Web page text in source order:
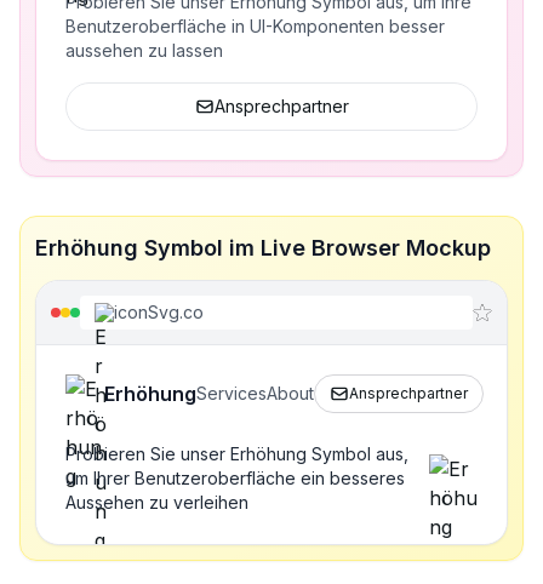
Benutzeroberfläche in UI-Komponenten besser
aussehen zu lassen
Ansprechpartner
Erhöhung Symbol im Live Browser Mockup
iconSvg.co
ErhöhungServicesAbout Ansprechpartner
Probieren Sie unser Erhöhung Symbol aus,
um Ihrer Benutzeroberfläche ein besseres
Aussehen zu verleihen